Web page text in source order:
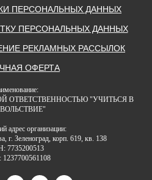
ПЕРСОНАЛЬНЫХ ДАННЫХ
ПЕРСОНАЛЬНЫХ ДАННЫХ
РЕКЛАМНЫХ РАССЫЛОК
ОФЕРТА
ОТВЕТСТВЕННОСТЬЮ "УЧИТЬСЯ В
адрес организации:
г. Зеленоград, корп. 619, кв. 138
7735200513